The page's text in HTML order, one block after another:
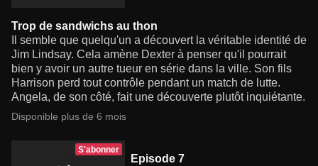
Trop de sandwichs au thon
Il semble que quelqu'un a découvert la véritable identité de
Jim Lindsay. Cela amène Dexter à penser qu'il pourrait
bien y avoir un autre tueur en série dans la ville. Son fils
Harrison perd tout contrôle pendant un match de lutte.
Angela, de son côté, fait une découverte plutôt inquiétante.
Disponible plus de 6 mois
S'abonner
Episode 7